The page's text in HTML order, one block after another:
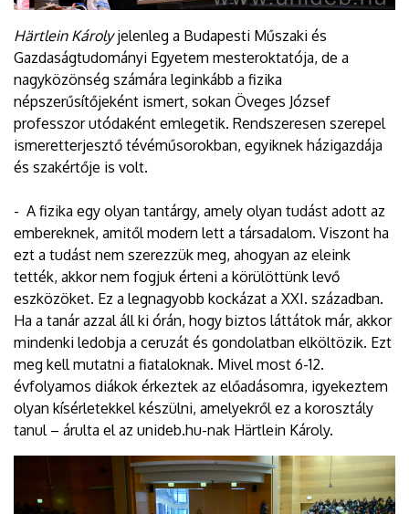
Härtlein Károlyjelenleg a Budapesti Műszaki és
Gazdaságtudományi Egyetem mesteroktatója, de a
nagyközönség számára leginkább a fizika
népszerűsítőjeként ismert, sokan Öveges József
professzor utódaként emlegetik. Rendszeresen szerepel
ismeretterjesztő tévéműsorokban, egyiknek házigazdája
és szakértője is volt.
- A fizika egy olyan tantárgy, amely olyan tudást adott az
embereknek, amitől modern lett a társadalom. Viszont ha
ezt a tudást nem szerezzük meg, ahogyan az eleink
tették, akkor nem fogjuk érteni a körülöttünk levő
eszközöket. Ez a legnagyobb kockázat a XXI. században.
Ha a tanár azzal áll ki órán, hogy biztos láttátok már, akkor
mindenki ledobja a ceruzát és gondolatban elköltözik. Ezt
meg kell mutatni a fiataloknak. Mivel most 6-12.
évfolyamos diákok érkeztek az előadásomra, igyekeztem
olyan kísérletekkel készülni, amelyekről ez a korosztály
tanul – árulta el az unideb.hu-nak Härtlein Károly.